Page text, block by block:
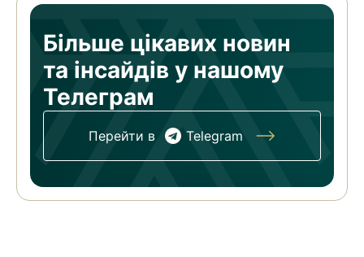
Більше цікавих новин
та інсайдів у нашому
Телеграм
Перейти в Telegram